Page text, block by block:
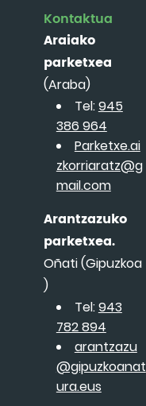
Kontaktua
Araiako
parketxea
(Araba)
Tel:945
386 964
Parketxe.ai
zkorriaratz@g
mail.com
Arantzazuko
parketxea.
Oñati (Gipuzkoa
)
Tel:943
782 894
arantzazu
@gipuzkoanat
ura.eus